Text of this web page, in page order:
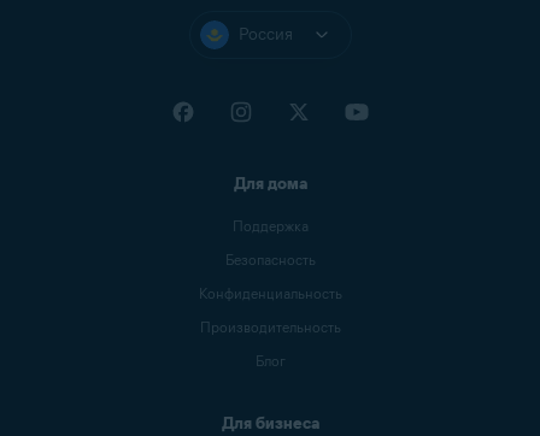
Россия
Для дома
Поддержка
Безопасность
Конфиденциальность
Производительность
Блог
Для бизнеса